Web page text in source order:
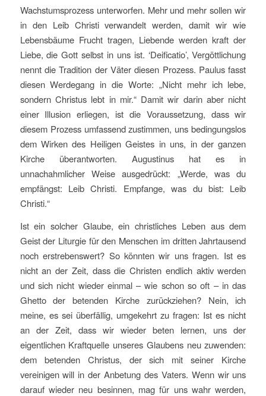
Wachstumsprozess unterworfen. Mehr und mehr sollen wir
in den Leib Christi verwandelt werden, damit wir wie
Lebensbäume Frucht tragen, Liebende werden kraft der
Liebe, die Gott selbst in uns ist. ‘Deificatio’, Vergöttlichung
nennt die Tradition der Väter diesen Prozess. Paulus fasst
diesen Werdegang in die Worte: „Nicht mehr ich lebe,
sondern Christus lebt in mir.“ Damit wir darin aber nicht
einer Illusion erliegen, ist die Voraussetzung, dass wir
diesem Prozess umfassend zustimmen, uns bedingungslos
dem Wirken des Heiligen Geistes in uns, in der ganzen
Kirche überantworten. Augustinus hat es in
unnachahmlicher Weise ausgedrückt: „Werde, was du
empfängst: Leib Christi. Empfange, was du bist: Leib
Christi.“
Ist ein solcher Glaube, ein christliches Leben aus dem
Geist der Liturgie für den Menschen im dritten Jahrtausend
noch erstrebenswert? So könnten wir uns fragen. Ist es
nicht an der Zeit, dass die Christen endlich aktiv werden
und sich nicht wieder einmal – wie schon so oft – in das
Ghetto der betenden Kirche zurückziehen? Nein, ich
meine, es sei überfällig, umgekehrt zu fragen: Ist es nicht
an der Zeit, dass wir wieder beten lernen, uns der
eigentlichen Kraftquelle unseres Glaubens neu zuwenden:
dem betenden Christus, der sich mit seiner Kirche
vereinigen will in der Anbetung des Vaters. Wenn wir uns
darauf wieder neu besinnen, mag für uns wahr werden,